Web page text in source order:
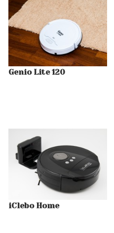
Genio Lite 120
iClebo Home